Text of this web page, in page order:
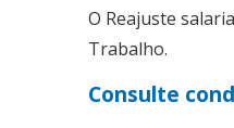
O Reajuste
Trabalho.
Consulte